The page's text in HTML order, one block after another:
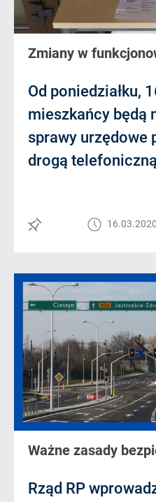
Zmiany w
Od poniedziałku,
mieszkańcy będą
sprawy urzędowe
drogą
16.03.2020
Ważne zasady
Rząd RP